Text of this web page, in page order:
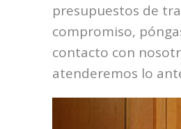
presupuestos de
compromiso,
contacto con
atenderemos lo